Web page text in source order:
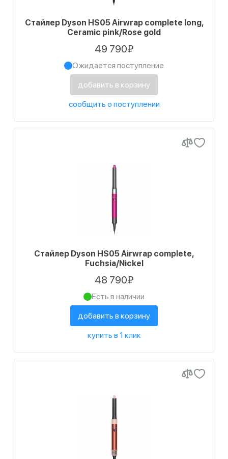
Стайлер Dyson HS05 Airwrap complete long,
Ceramic pink/Rose gold
49 790₽
Ожидается поступление
добавить в корзину
сообщить о поступлении
Стайлер Dyson HS05 Airwrap complete,
Fuchsia/Nickel
48 790₽
Есть в наличии
добавить в корзину
купить в 1 клик